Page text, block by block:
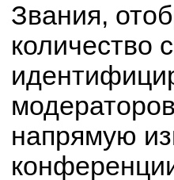
Звания,
количество
напрямую